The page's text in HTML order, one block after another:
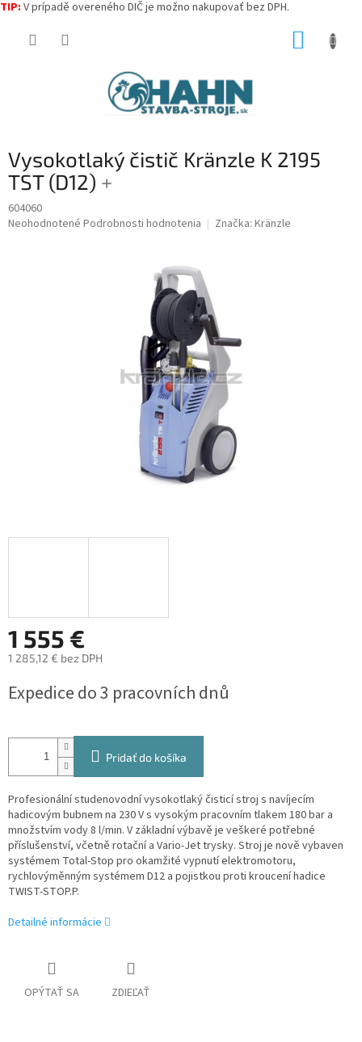
TIP: V prípadě overeného DIČ je možno nakupovať bez DPH.
Vysokotlaký čistič Kränzle K 2195
TST (D12) +
604060
Priemerné
Neohodnotené Podrobnosti hodnotenia Značka: Kränzle
1 555 €
1 285,12 € bez DPH
cena:
Expedice do 3 pracovních dnů
Pridať do košíka
Profesionální studenovodní vysokotlaký čisticí stroj s navíjecím
hadicovým bubnem na 230 V s vysokým pracovním tlakem 180 bar a
množstvím vody 8 l/min. V základní výbavě je veškeré potřebné
příslušenství, včetně rotační a Vario-Jet trysky. Stroj je nově vybaven
systémem Total-Stop pro okamžité vypnutí elektromotoru,
rychlovýměnným systémem D12 a pojistkou proti kroucení hadice
TWIST-STOP.P.
Detailné informácie
OPÝTAŤ SA ZDIEĽAŤ